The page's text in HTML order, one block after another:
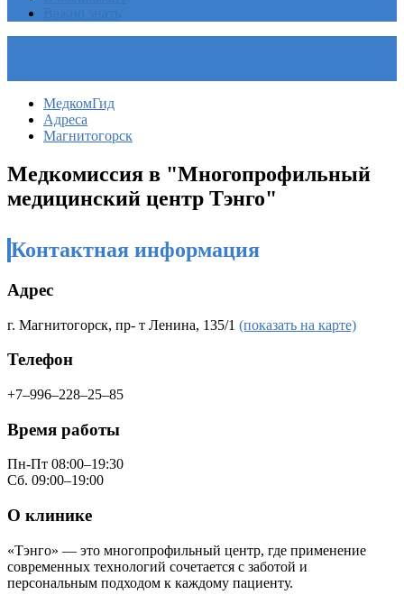
МедкомГид
Адреса
Магнитогорск
Медкомиссия в "Многопрофильный
медицинский центр Тэнго"
Контактная информация
Адрес
г. Магнитогорск, пр- т ​Ленина, 135/1 (показать на карте)
Телефон
+7‒996‒228‒25‒85
Время работы
Пн-Пт 08:00–19:30
Сб. 09:00–19:00
О клинике
«Тэнго» — это многопрофильный центр, где применение
современных технологий сочетается с заботой и
персональным подходом к каждому пациенту.